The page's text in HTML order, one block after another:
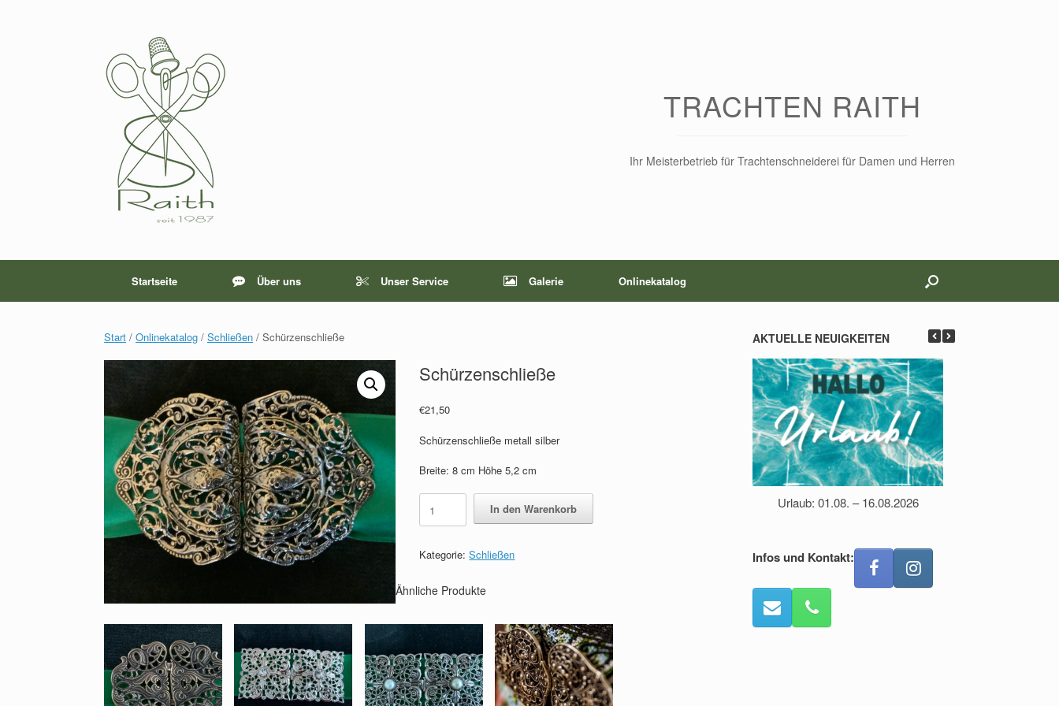
TRACHTEN RAITH
Ihr Meisterbetrieb für Trachtenschneiderei für Damen und Herren
Startseite Über uns Unser Service Galerie Onlinekatalog
Start / Onlinekatalog / Schließen / Schürzenschließe
Schürzenschließe
€21,50
Schürzenschließe metall silber
Breite: 8 cm Höhe 5,2 cm
Schürzenschließe
Menge
In den Warenkorb
Kategorie:Schließen
Ähnliche Produkte
AKTUELLE NEUIGKEITEN
Urlaub: 01.08. – 16.08.2026
Infos und Kontakt: